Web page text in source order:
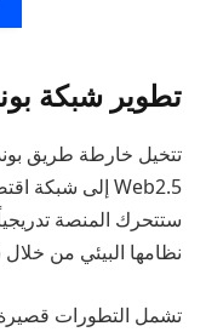
تطوير شبكة
تتخيل خارطة طريق
ستتحرك المنصة
نظامها البيئي من